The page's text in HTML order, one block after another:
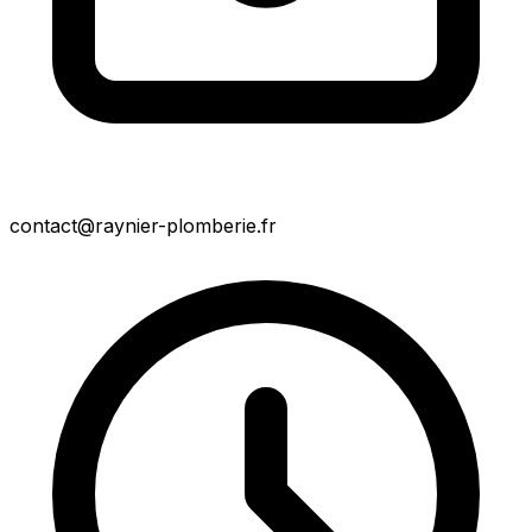
contact@raynier-plomberie.fr